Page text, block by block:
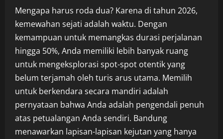
Mengapa harus roda dua? Karena di tahun 2026,
kemewahan sejati adalah waktu. Dengan
kemampuan untuk memangkas durasi perjalanan
hingga 50%, Anda memiliki lebih banyak ruang
untuk mengeksplorasi spot-spot otentik yang
belum terjamah oleh turis arus utama. Memilih
untuk berkendara secara mandiri adalah
pernyataan bahwa Anda adalah pengendali penuh
atas petualangan Anda sendiri. Bandung
menawarkan lapisan-lapisan kejutan yang hanya